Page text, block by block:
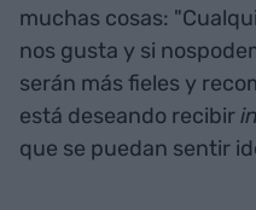
muchas cosas:
nos gusta y si
serán más fieles y
está deseando recibir
que se puedan sentir